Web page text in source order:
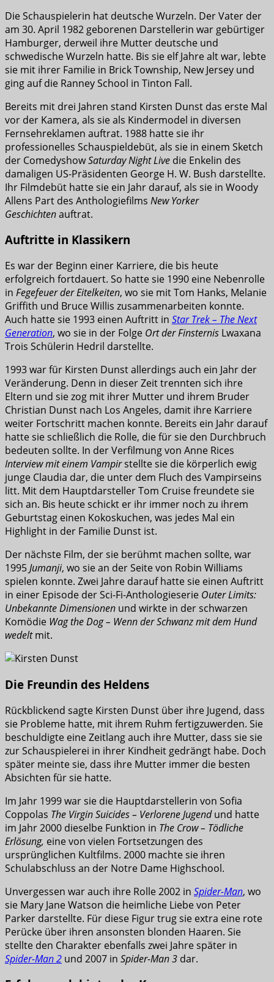
Die Schauspielerin hat deutsche Wurzeln. Der Vater der
am 30. April 1982 geborenen Darstellerin war gebürtiger
Hamburger, derweil ihre Mutter deutsche und
schwedische Wurzeln hatte. Bis sie elf Jahre alt war, lebte
sie mit ihrer Familie in Brick Township, New Jersey und
ging auf die Ranney School in Tinton Fall.
Bereits mit drei Jahren stand Kirsten Dunst das erste Mal
vor der Kamera, als sie als Kindermodel in diversen
Fernsehreklamen auftrat. 1988 hatte sie ihr
professionelles Schauspieldebüt, als sie in einem Sketch
der ComedyshowSaturday Night Live die Enkelin des
damaligen US-Präsidenten George H. W. Bush darstellte.
Ihr Filmdebüt hatte sie ein Jahr darauf, als sie in Woody
Allens Part des Anthologiefilms New Yorker
Geschichtenauftrat.
Auftritte in Klassikern
Es war der Beginn einer Karriere, die bis heute
erfolgreich fortdauert. So hatte sie 1990 eine Nebenrolle
in Fegefeuer der Eitelkeiten, wo sie mit Tom Hanks, Melanie
Griffith und Bruce Willis zusammenarbeiten konnte.
Auch hatte sie 1993 einen Auftritt in Star Trek – The Next
Generation, wo sie in der Folge Ort der Finsternis Lwaxana
Trois Schülerin Hedril darstellte.
1993 war für Kirsten Dunst allerdings auch ein Jahr der
Veränderung. Denn in dieser Zeit trennten sich ihre
Eltern und sie zog mit ihrer Mutter und ihrem Bruder
Christian Dunst nach Los Angeles, damit ihre Karriere
weiter Fortschritt machen konnte. Bereits ein Jahr darauf
hatte sie schließlich die Rolle, die für sie den Durchbruch
bedeuten sollte. In der Verfilmung von Anne Rices
Interview mit einem Vampirstellte sie die körperlich ewig
junge Claudia dar, die unter dem Fluch des Vampirseins
litt. Mit dem Hauptdarsteller Tom Cruise freundete sie
sich an. Bis heute schickt er ihr immer noch zu ihrem
Geburtstag einen Kokoskuchen, was jedes Mal ein
Highlight in der Familie Dunst ist.
Der nächste Film, der sie berühmt machen sollte, war
1995Jumanji, wo sie an der Seite von Robin Williams
spielen konnte. Zwei Jahre darauf hatte sie einen Auftritt
in einer Episode der Sci-Fi-Anthologieserie Outer Limits:
Unbekannte Dimensionen und wirkte in der schwarzen
Komödie Wag the Dog – Wenn der Schwanz mit dem Hund
wedeltmit.
Die Freundin des Heldens
Rückblickend sagte Kirsten Dunst über ihre Jugend, dass
sie Probleme hatte, mit ihrem Ruhm fertigzuwerden. Sie
beschuldigte eine Zeitlang auch ihre Mutter, dass sie sie
zur Schauspielerei in ihrer Kindheit gedrängt habe. Doch
später meinte sie, dass ihre Mutter immer die besten
Absichten für sie hatte.
Im Jahr 1999 war sie die Hauptdarstellerin von Sofia
Coppolas The Virgin Suicides – Verlorene Jugendund hatte
im Jahr 2000 dieselbe Funktion in The Crow – Tödliche
Erlösung, eine von vielen Fortsetzungen des
ursprünglichen Kultfilms. 2000 machte sie ihren
Schulabschluss an der Notre Dame Highschool.
Unvergessen war auch ihre Rolle 2002 in Spider-Man, wo
sie Mary Jane Watson die heimliche Liebe von Peter
Parker darstellte. Für diese Figur trug sie extra eine rote
Perücke über ihren ansonsten blonden Haaren. Sie
stellte den Charakter ebenfalls zwei Jahre später in
Spider-Man 2 und 2007 in Spider-Man 3 dar.